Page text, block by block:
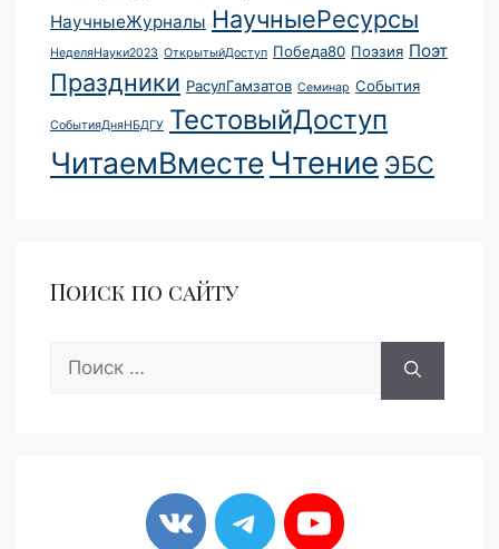
НаучныеЖурналы НаучныеРесурсы
НеделяНауки2023 ОткрытыйДоступ Победа80 Поэзия Поэт
Праздники РасулГамзатов Семинар События
СобытияДняНБДГУ ТестовыйДоступ
ЧитаемВместе Чтение ЭБС
Поиск по сайту